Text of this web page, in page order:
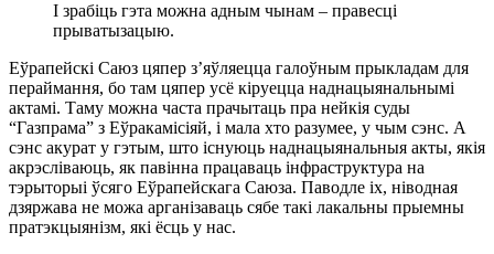
І зрабіць гэта можна адным чынам – правесці
прыватызацыю.
Еўрапейскі Саюз цяпер з’яўляецца галоўным прыкладам для
пераймання, бо там цяпер усё кіруецца наднацыянальнымі
актамі. Таму можна часта прачытаць пра нейкія суды
“Газпрама” з Еўракамісіяй, і мала хто разумее, у чым сэнс. А
сэнс акурат у гэтым, што існуюць наднацыянальныя акты, якія
акрэсліваюць, як павінна працаваць інфраструктура на
тэрыторыі ўсяго Еўрапейскага Саюза. Паводле іх, ніводная
дзяржава не можа арганізаваць сябе такі лакальны прыемны
пратэкцыянізм, які ёсць у нас.